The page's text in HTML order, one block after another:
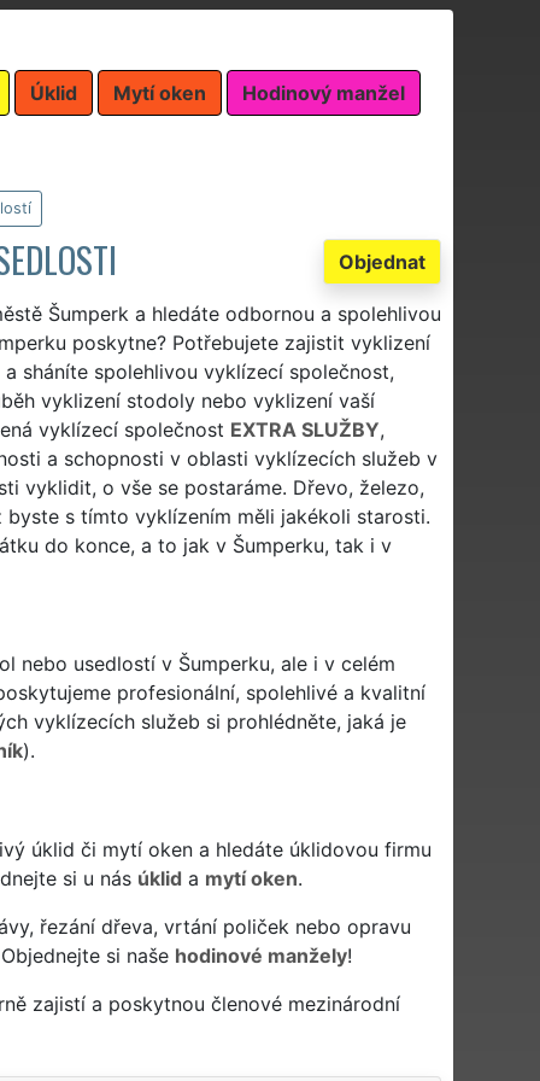
Úklid Mytí oken Hodinový manžel
Objednat
Šumperk a hledáte odbornou a spolehlivou
poskytne? Potřebujete zajistit vyklizení
sháníte spolehlivou vyklízecí společnost,
vyklizení stodoly nebo vyklizení vaší
vyklízecí společnost EXTRA SLUŽBY,
a schopnosti v oblasti vyklízecích služeb v
vyklidit, o vše se postaráme. Dřevo, železo,
s tímto vyklízením měli jakékoli starosti.
do konce, a to jak v Šumperku, tak i v
nebo usedlostí v Šumperku, ale i v celém
profesionální, spolehlivé a kvalitní
vyklízecích služeb si prohlédněte, jaká je
).
úklid či mytí oken a hledáte úklidovou firmu
si u nás úklid a mytí oken.
řezání dřeva, vrtání poliček nebo opravu
si naše hodinové manžely!
zajistí a poskytnou členové mezinárodní